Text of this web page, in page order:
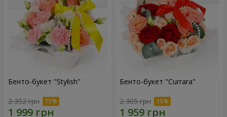
Бенто-букет "Stylish"
2 352 грн
Бенто-букет "Currara"
2 305 грн